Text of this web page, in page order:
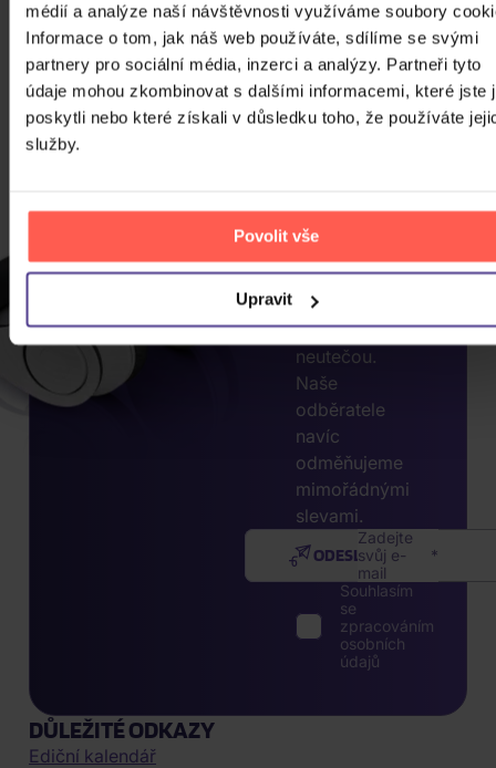
médií a analýze naší návštěvnosti využíváme soubory
Informace o tom, jak náš web používáte, sdílíme se svými
partnery pro sociální média, inzerci a analýzy. Partneři tyto
údaje mohou zkombinovat s dalšími informacemi, které jste
poskytli nebo které získali v důsledku toho, že používáte
služby.
Povolit vše
Upravit
CHCETE
JEŠTĚ
VÍCE
SLEV?
Přihlaste se k
newsletteru, ať
vám akce nebo
novinky
neutečou.
Naše
odběratele
navíc
odměňujeme
mimořádnými
slevami.
Zadejte
svůj e-
mail
ODESLAT
Souhlasím
se
zpracováním
osobních
údajů
DŮLEŽITÉ ODKAZY
Ediční kalendář